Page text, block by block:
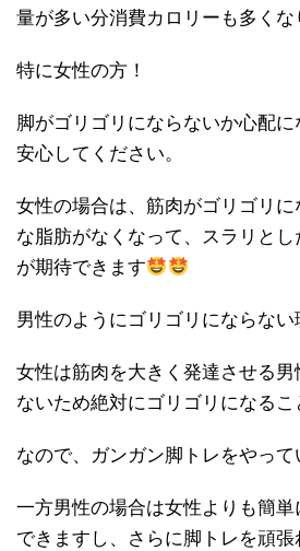
量が多い分消費カロリーも多くな
特に女性の方！
脚がゴリゴリにならないか心配に
安心してください。
女性の場合は、筋肉がゴリゴリ
な脂肪がなくなって、スラリと
が期待できます
男性のようにゴリゴリにならな
女性は筋肉を大きく発達させる男
ないため絶対にゴリゴリになるこ
なので、ガンガン脚トレをやって
一方男性の場合は女性よりも簡
できますし、さらに脚トレを頑張